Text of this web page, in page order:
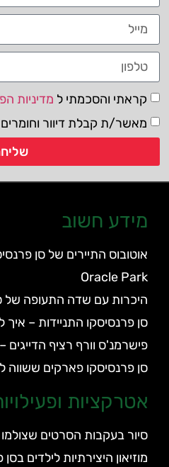
קראתי והסכמתי ל מדיניות
מאשר/ת קבלת דיוור וחומרים
מידע חשוב
אוטובוס התיירים של סן
Oracle Park
היכרות עם שדה התעופה של
סן פרנסיסקו התניידות – איך
פישרמנ'ס וורף רציף הדייגים – Fisherman's Wharf
סן פרנסיסקו פארקים ששווה
אטרקציות
סיור בעקבות הסרטים
מוזיאון היצירתיות לילדים